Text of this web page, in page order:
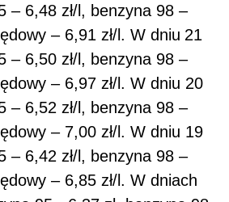
– 6,48 zł/l, benzyna 98 –
– 6,91 zł/l. W dniu 21
– 6,50 zł/l, benzyna 98 –
– 6,97 zł/l. W dniu 20
– 6,52 zł/l, benzyna 98 –
– 7,00 zł/l. W dniu 19
– 6,42 zł/l, benzyna 98 –
– 6,85 zł/l. W dniach